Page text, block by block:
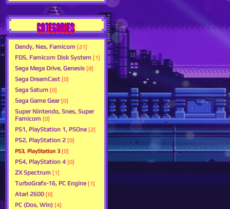
CATEGORIES
Dendy, Nes, Famicom [21]
FDS, Famicom Disk System [1]
Sega Mega Drive, Genesis [8]
Sega DreamCast [0]
Sega Saturn [0]
Sega Game Gear [0]
Super Nintendo, Snes, Super
Famicom [0]
PS1, PlayStation 1, PSOne [2]
PS2, PlayStation 2 [0]
PS3, PlayStation 3 [0]
PS4, PlayStation 4 [0]
ZX Spectrum [1]
TurboGrafx-16, PC Engine [1]
Atari 2600 [0]
PC (Dos, Win) [4]